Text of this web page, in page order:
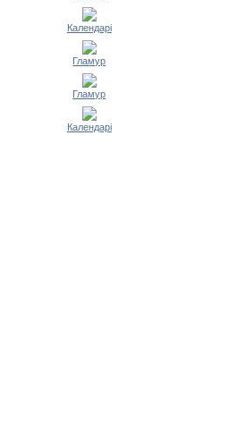
Календарі
Гламур
Гламур
Календарі